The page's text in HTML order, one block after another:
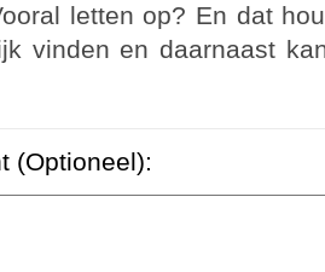
letten op? En dat
vinden en daarnaast
(Optioneel):